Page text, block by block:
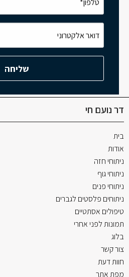
דר נועם חי
בית
אודות
ניתוחי חזה
ניתוחי גוף
ניתוחי פנים
ניתוחים פלסטים לגברים
טיפולים אסתטיים
תמונות לפני אחרי
בלוג
צור קשר
חוות דעת
מפת אתר